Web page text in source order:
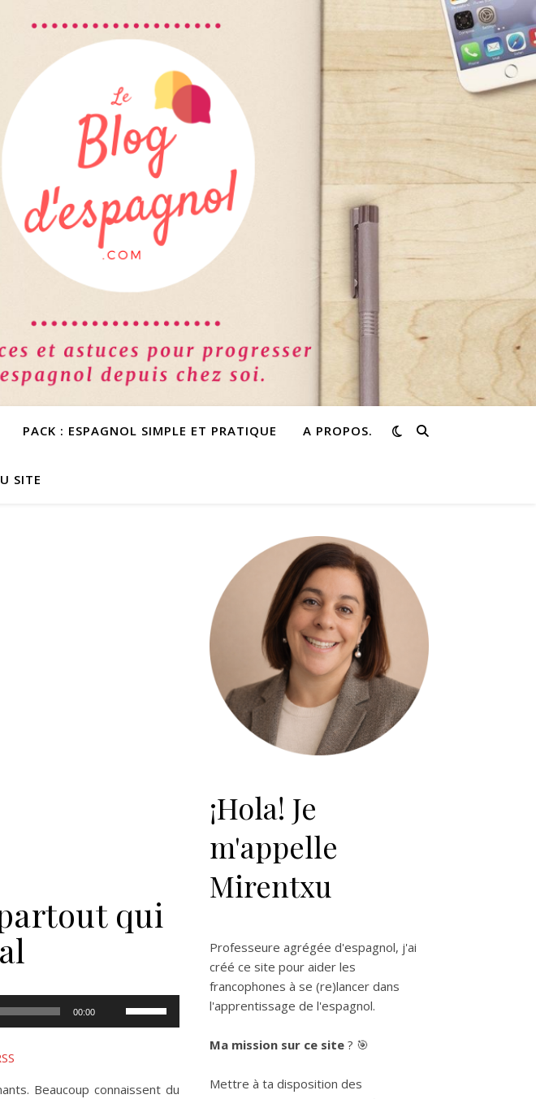
PACK : ESPAGNOL SIMPLE ET PRATIQUE A PROPOS.
SITE
qui
00:00
Beaucoup connaissent du
¡Hola! Je
m'appelle
Mirentxu
Professeure agrégée d'espagnol, j'ai
créé ce site pour aider les
francophones à se (re)lancer dans
l'apprentissage de l'espagnol.
Ma mission sur ce site ? 🎯
Mettre à ta disposition des